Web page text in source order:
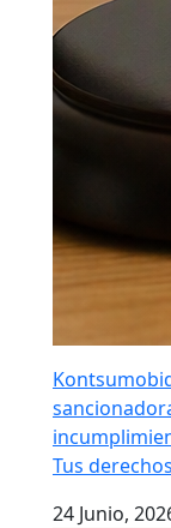
Tus derechos
24 Junio,